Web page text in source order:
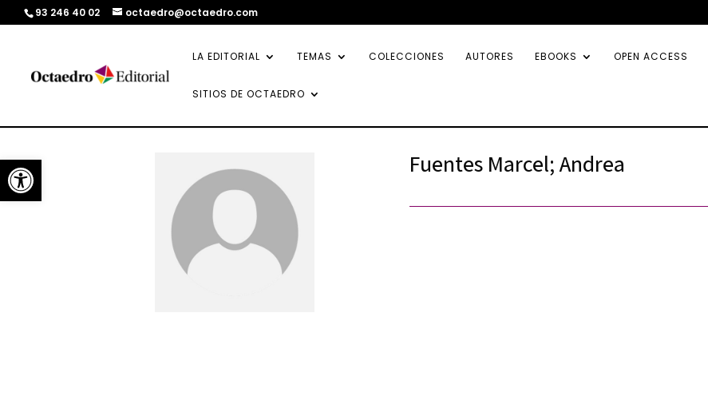
Abrir barra de herramientas
93 246 40 02 octaedro@octaedro.com
LA EDITORIAL TEMAS COLECCIONES AUTORES EBOOKS OPEN ACCESS
SITIOS DE OCTAEDRO
Fuentes Marcel; Andrea